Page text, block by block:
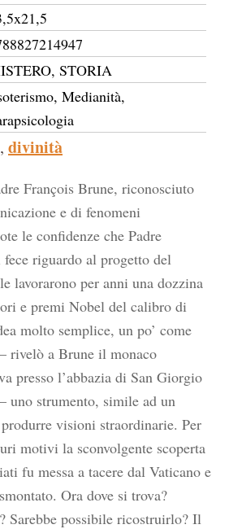
STORIA
Medianità,
, divinità
François Brune, riconosciuto
e di fenomeni
le confidenze che Padre
riguardo al progetto del
lavorarono per anni una dozzina
e premi Nobel del calibro di
molto semplice, un po’ come
rivelò a Brune il monaco
presso l’abbazia di San Giorgio
uno strumento, simile ad un
visioni straordinarie. Per
motivi la sconvolgente scoperta
fu messa a tacere dal Vaticano e
Ora dove si trova?
Sarebbe possibile ricostruirlo? Il